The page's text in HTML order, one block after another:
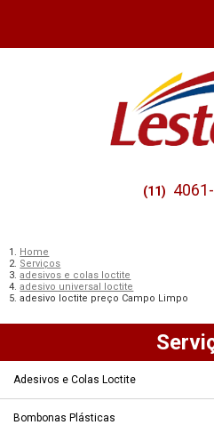
(11)
Home
Serviços
adesivos e colas loctite
adesivo universal loctite
adesivo loctite preço Campo Limpo
Adesivos e Colas Loctite
Bombonas Plásticas